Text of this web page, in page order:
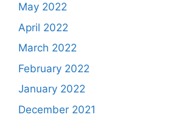
May 2022
April 2022
March 2022
February 2022
January 2022
December 2021